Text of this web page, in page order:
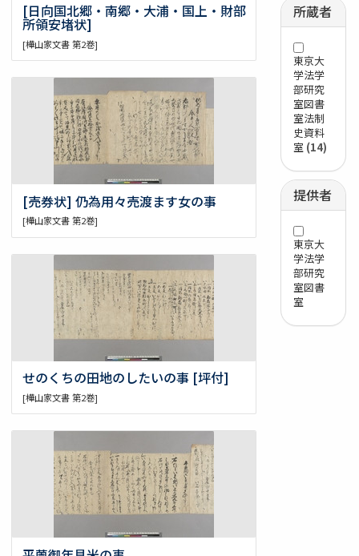
[日向国北郷・南郷・大浦・国上・財部
所領安堵状]
[樺山家文書 第2巻]
[売券状] 仍為用々売渡ます女の事
[樺山家文書 第2巻]
せのくちの田地のしたいの事 [坪付]
[樺山家文書 第2巻]
所蔵者
東京大
学法学
部研究
室図書
室法制
史資料
室 (14)
提供者
東京大
学法学
部研究
室図書
室